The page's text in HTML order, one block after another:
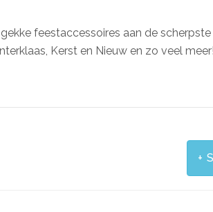
feestaccessoires aan de scherpste
Kerst en Nieuw en zo veel
+